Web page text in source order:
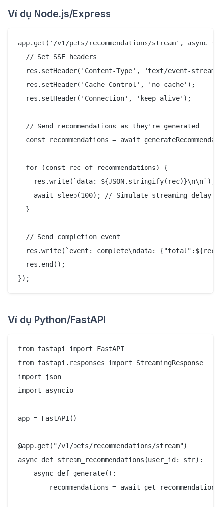
Ví dụ Node.js/Express
app.get('/v1/pets/recommendations/stream', async
  // Set SSE headers
res.setHeader('Content-Type', 'text/event-
  res.setHeader('Cache-Control', 'no-cache');
  res.setHeader('Connection', 'keep-alive');
  // Send recommendations as they're generated
const recommendations = await
  for (const rec of recommendations) {
    res.write(`data: ${JSON.stringify(rec)}\n\n`);
    await sleep(100); // Simulate streaming delay
  }
  // Send completion event
res.write(`event: complete\ndata:
  res.end();
Ví dụ Python/FastAPI
from fastapi import FastAPI
from fastapi.responses import StreamingResponse
import json
import asyncio
app = FastAPI()
@app.get("/v1/pets/recommendations/stream")
async def stream_recommendations(user_id: str):
    async def generate():
recommendations = await